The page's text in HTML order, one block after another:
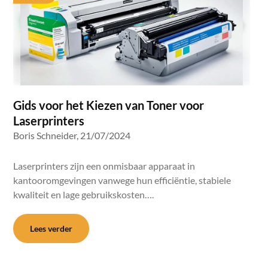
Gids voor het Kiezen van Toner voor
Laserprinters
Boris Schneider, 21/07/2024
Laserprinters zijn een onmisbaar apparaat in
kantooromgevingen vanwege hun efficiëntie, stabiele
kwaliteit en lage gebruikskosten….
Lees verder